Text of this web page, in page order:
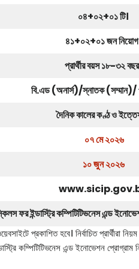
০৪+০২+০১ টি।
৪১+০২+০১ জন
প্রার্থীর বয়স ১৮-৩২
বি.এড (অনার্স)/স্নাতক (সম্মান)/
দৈনিক কালের কণ্ঠ ও
০৭ মে ২০২৬
১০ জুন ২০২৬
ফর ইন্ডাস্ট্রি কম্পিটিটিভনেস এন্ড
প্রকাশিত হবে। নির্বাচিত প্রার্থীরা
কম্পিটিটিভনেস এন্ড ইনোভেশন